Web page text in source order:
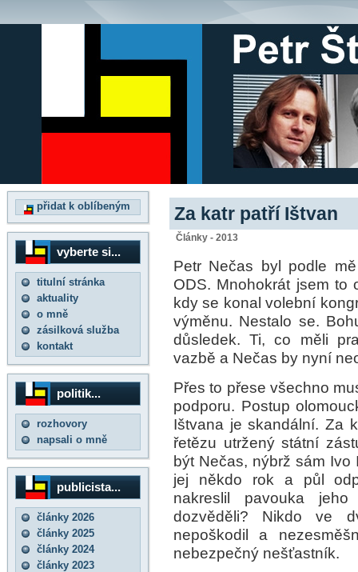
přidat k oblíbeným
vyberte si...
titulní stránka
aktuality
o mně
zásilková služba
kontakt
politik...
rozhovory
napsali o mně
publicista...
články 2026
články 2025
články 2024
články 2023
Za katr patří Ištvan
Články - 2013
Petr Nečas byl podle
ODS. Mnohokrát jsem to
kdy se konal volební
výměnu. Nestalo se.
důsledek. Ti, co měli
vazbě a Nečas by nyní
Přes to přese všechno
podporu. Postup
Ištvana je skandální. Za
řetězu utržený státní
být Nečas, nýbrž sám
jej někdo rok a půl
nakreslil pavouka
dozvěděli? Nikdo ve
nepoškodil a
nebezpečný nešťastník.